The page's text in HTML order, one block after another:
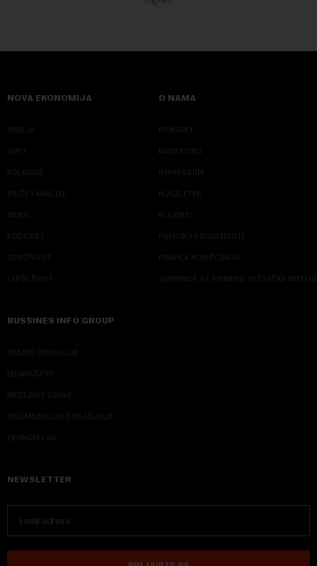
NOVA EKONOMIJA
SRBIJA
SVET
KOLUMNE
PRIČE I ANALIZE
VIDEO
PODCAST
ODRŽIVOST
LEPŠI ŽIVOT
O NAMA
KONTAKT
MARKETING
IMPRESSUM
NJUZLETER
KLIJENTI
POLITIKA PRIVATNOSTI
PRAVILA KORIŠĆENJA
SMERNICE ZA PRIMENU VEŠTAČKE
BUSSINES INFO GROUP
ONLINE EDUKACIJE
IZDAVAŠTVO
MEDIJSKE OBUKE
ORGANIZACIJA DOGADJAJA
EKONOM I JA
NEWSLETTER